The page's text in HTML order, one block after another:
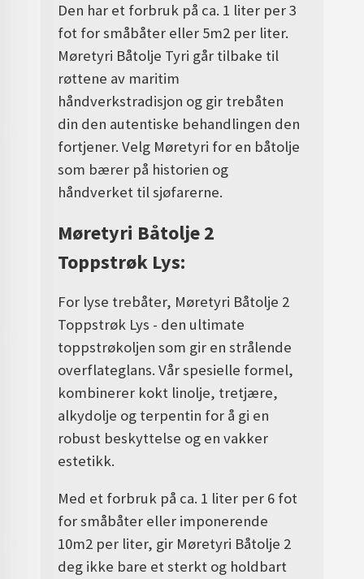
Den har et forbruk på ca. 1 liter per 3
fot for småbåter eller 5m2 per liter.
Møretyri Båtolje Tyri går tilbake til
røttene av maritim
håndverkstradisjon og gir trebåten
din den autentiske behandlingen den
fortjener. Velg Møretyri for en båtolje
som bærer på historien og
håndverket til sjøfarerne.
Møretyri Båtolje 2
Toppstrøk Lys:
For lyse trebåter, Møretyri Båtolje 2
Toppstrøk Lys - den ultimate
toppstrøkoljen som gir en strålende
overflateglans. Vår spesielle formel,
kombinerer kokt linolje, tretjære,
alkydolje og terpentin for å gi en
robust beskyttelse og en vakker
estetikk.
Med et forbruk på ca. 1 liter per 6 fot
for småbåter eller imponerende
10m2 per liter, gir Møretyri Båtolje 2
deg ikke bare et sterkt og holdbart